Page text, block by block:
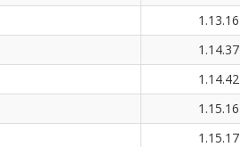
1.13.16
1.14.37
1.14.42
1.15.16
1.15.17